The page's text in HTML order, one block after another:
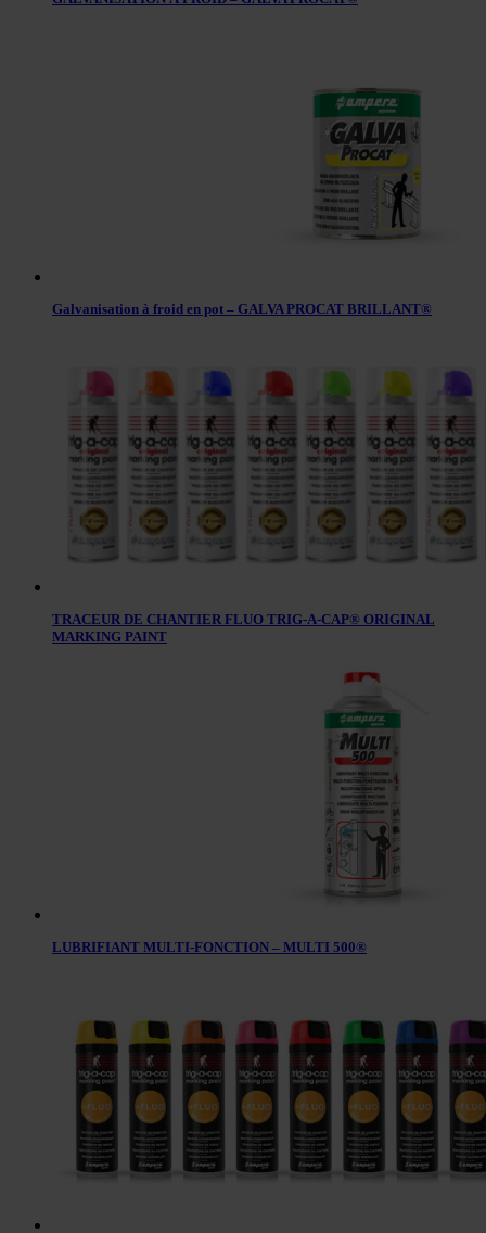
Galvanisation à froid en pot – GALVA PROCAT BRILLANT®
TRACEUR DE CHANTIER FLUO TRIG-A-CAP® ORIGINAL
MARKING PAINT
LUBRIFIANT MULTI-FONCTION – MULTI 500®